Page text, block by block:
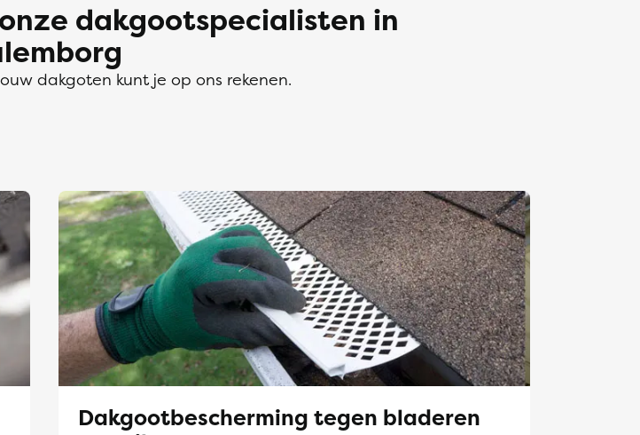
dakgootspecialisten in
dakgoten kunt je op ons rekenen.
Dakgootbescherming tegen bladeren